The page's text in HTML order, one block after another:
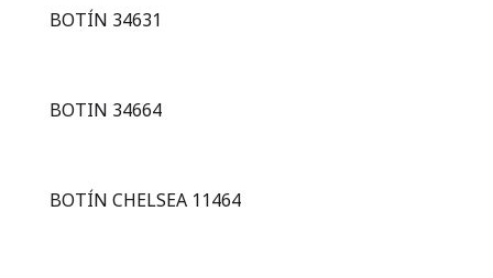
BOTÍN 34631
BOTIN 34664
BOTÍN CHELSEA 11464